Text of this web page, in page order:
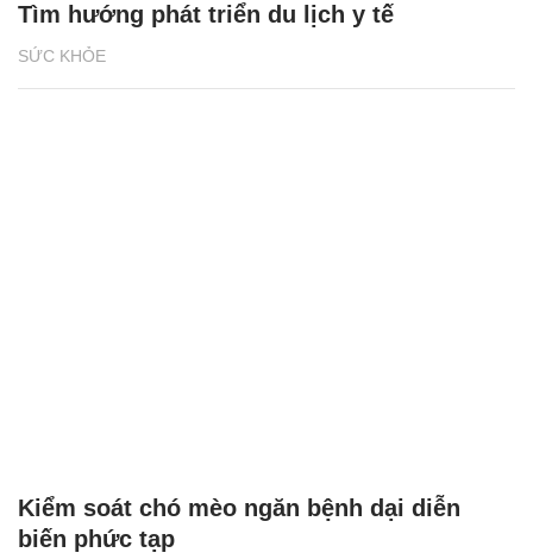
SỨC KHỎE
Tìm hướng phát triển du lịch y tế
Kiểm soát chó mèo ngăn bệnh dại diễn
biến phức tạp